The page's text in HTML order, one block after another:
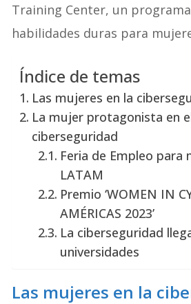
Training Center, un
habilidades duras para
Índice de temas
Las mujeres en la
La mujer protagonista en
ciberseguridad
Feria de Empleo para
LATAM
Premio ‘WOMEN IN
AMÉRICAS 2023’
La ciberseguridad
universidades
Las mujeres en la